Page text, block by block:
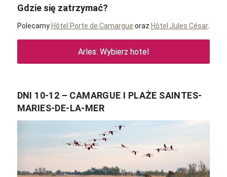
Gdzie się zatrzymać?
Polecamy Hôtel Porte de Camarguе oraz Hôtel Jules César.
Arles: Wybierz hotel
DNI 10-12 – CAMARGUE I PLAŻE SAINTES-
MARIES-DE-LA-MER